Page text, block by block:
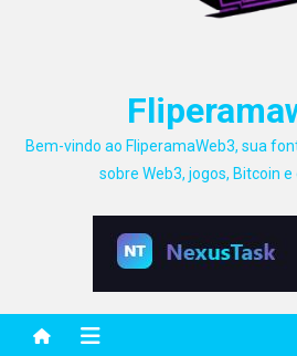
Bem-vindo ao FliperamaWeb3, sua
sobre Web3, jogos, Bitcoin